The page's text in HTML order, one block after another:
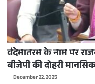
वंदेमातरम के नाम पर
बीजेपी की दोहरी
December 22, 2025